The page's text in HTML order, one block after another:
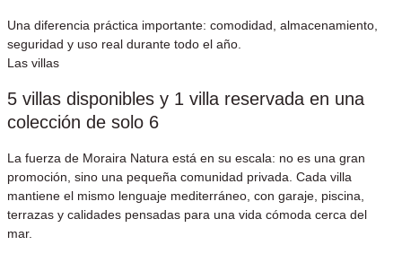
Una diferencia práctica importante: comodidad, almacenamiento,
seguridad y uso real durante todo el año.​
Las villas
5 villas disponibles y 1 villa reservada en una
colección de solo 6
La fuerza de Moraira Natura está en su escala: no es una gran
promoción, sino una pequeña comunidad privada. Cada villa
mantiene el mismo lenguaje mediterráneo, con garaje, piscina,
terrazas y calidades pensadas para una vida cómoda cerca del
mar.